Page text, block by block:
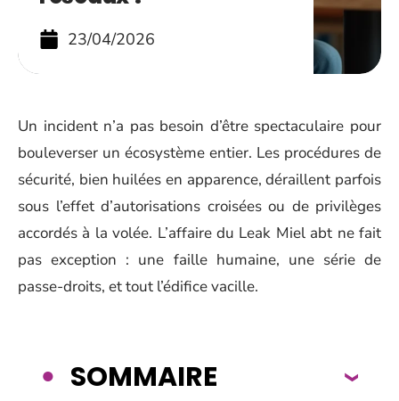
23/04/2026
Un incident n’a pas besoin d’être spectaculaire pour
bouleverser un écosystème entier. Les procédures de
sécurité, bien huilées en apparence, déraillent parfois
sous l’effet d’autorisations croisées ou de privilèges
accordés à la volée. L’affaire du Leak Miel abt ne fait
pas exception : une faille humaine, une série de
passe-droits, et tout l’édifice vacille.
SOMMAIRE